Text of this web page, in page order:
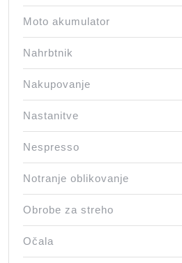
Moto akumulator
Nahrbtnik
Nakupovanje
Nastanitve
Nespresso
Notranje oblikovanje
Obrobe za streho
Očala